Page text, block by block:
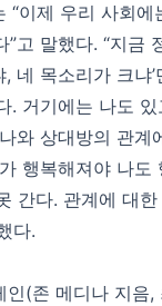
“이제 우리 사회에
”고 말했다. “지금
네 목소리가 크냐’
. 거기에는 나도
와 상대방의 관계
행복해져야 나도
간다. 관계에 대
다.
(존 메디나 지음,